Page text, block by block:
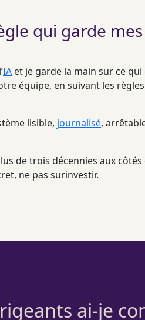
qui garde
IA et je garde la main sur ce
équipe, en suivant les
lisible, journalisé,
de trois décennies aux
ne pas surinvestir.
ai-je